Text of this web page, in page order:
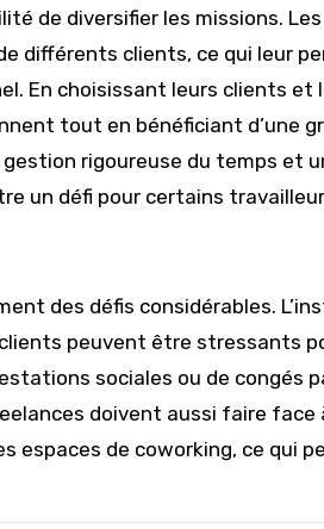
de diversifier les missions. Les
différents clients, ce qui leur
En choisissant leurs clients et
tout en bénéficiant d’une
rigoureuse du temps et
un défi pour certains
des défis considérables.
peuvent être stressants
sociales ou de congés
doivent aussi faire face
espaces de coworking, ce qui